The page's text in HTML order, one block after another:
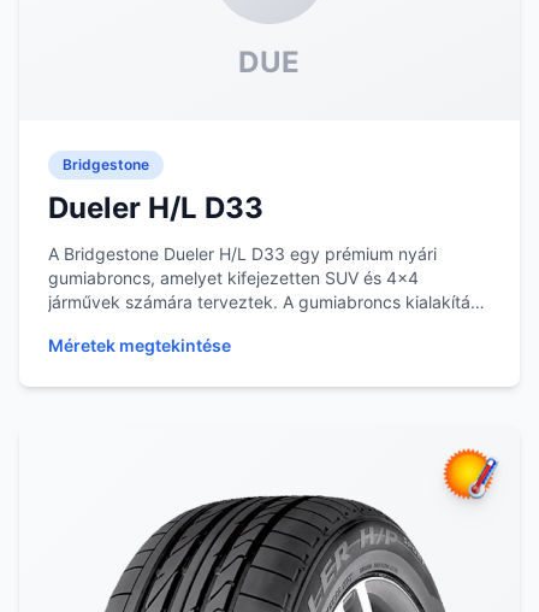
DUE
Bridgestone
Dueler H/L D33
A Bridgestone Dueler H/L D33 egy prémium nyári
gumiabroncs, amelyet kifejezetten SUV és 4x4
járművek számára terveztek. A gumiabroncs kialakítása
Méretek megtekintése